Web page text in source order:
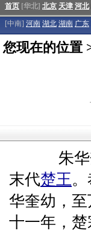
首页 [华北] 北京 天津 河北
[中南] 河南 湖北 湖南 广东
您现在的位置
朱华
末代楚王。
华奎幼，
十一年，